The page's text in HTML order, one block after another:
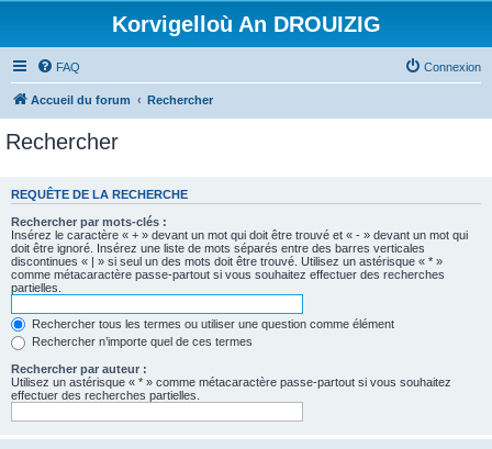
Korvigelloù An DROUIZIG
FAQ Connexion
Accueil du forum Rechercher
Rechercher
REQUÊTE DE LA RECHERCHE
Rechercher par mots-clés :
Insérez le caractère « + » devant un mot qui doit être trouvé et « - » devant un mot qui
doit être ignoré. Insérez une liste de mots séparés entre des barres verticales
discontinues « | » si seul un des mots doit être trouvé. Utilisez un astérisque « * »
comme métacaractère passe-partout si vous souhaitez effectuer des recherches
partielles.
Rechercher tous les termes ou utiliser une question comme élément
Rechercher n’importe quel de ces termes
Rechercher par auteur :
Utilisez un astérisque « * » comme métacaractère passe-partout si vous souhaitez
effectuer des recherches partielles.